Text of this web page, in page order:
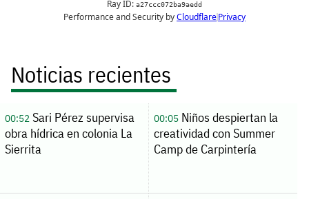
Noticias recientes
00:52Sari Pérez supervisa
obra hídrica en colonia La
Sierrita
00:05Niños despiertan la
creatividad con Summer
Camp de Carpintería